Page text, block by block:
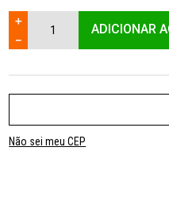
＋
－
ADICIONAR
Não sei meu CEP